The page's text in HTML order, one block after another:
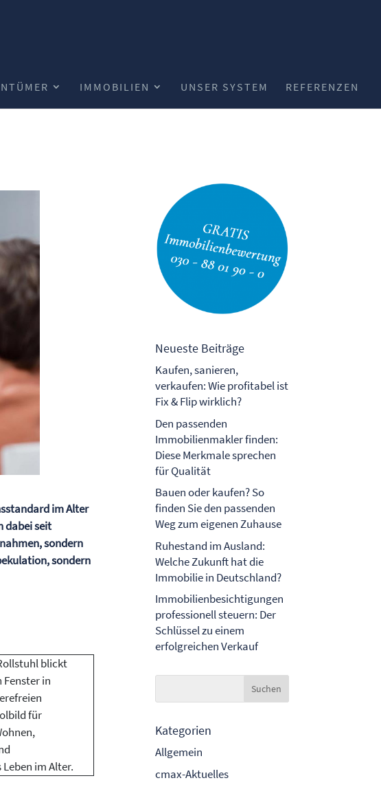
IMMOBILIEN UNSER SYSTEM REFERENZEN
im Alter
dabei seit
sondern
sondern
Neueste Beiträge
Kaufen, sanieren,
verkaufen: Wie profitabel ist
Fix & Flip wirklich?
Den passenden
Immobilienmakler finden:
Diese Merkmale sprechen
für Qualität
Bauen oder kaufen? So
finden Sie den passenden
Weg zum eigenen Zuhause
Ruhestand im Ausland:
Welche Zukunft hat die
Immobilie in Deutschland?
Immobilienbesichtigungen
professionell steuern: Der
Schlüssel zu einem
erfolgreichen Verkauf
Kategorien
Allgemein
cmax-Aktuelles